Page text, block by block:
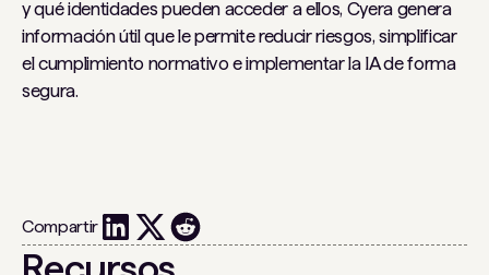
y qué identidades pueden acceder a ellos, Cyera genera
información útil que le permite reducir riesgos, simplificar
el cumplimiento normativo e implementar la IA de forma
segura.
Compartir